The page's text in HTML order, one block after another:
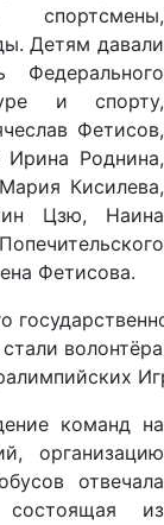
спортсмены,
Детям давали
Федерального
и спорту,
Фетисов,
Ирина Роднина,
Кисилева,
Цзю, Наина
Фетисова.
команд на
организацию
отвечала
состоящая из